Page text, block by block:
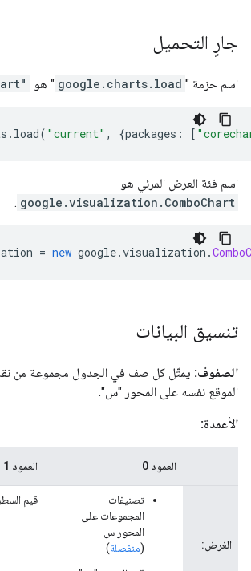
جارٍ التحميل
اسم حزمة " google.charts.load " هو
. load( "current" , {packages : [
اسم فئة العرض المرئي هو
google.visualization.ComboChart
.
= new google.visualization .
تنسيق البيانات
الصفوف: يمثّل كل صف في الجدول مجموعة من نقاط
الموقع نفسه على المحور "س".
الأعمدة:
العمود 0 العمود 1
الغرض:
تصنيفات
المجموعات على
المحور س
(منفصلة)
قيم السطر 1